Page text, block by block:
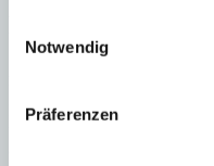
Notwendig
Präferenzen
Alle Angaben basieren auf
Partner übernimmt keinerlei
und Aktualität der Angaben